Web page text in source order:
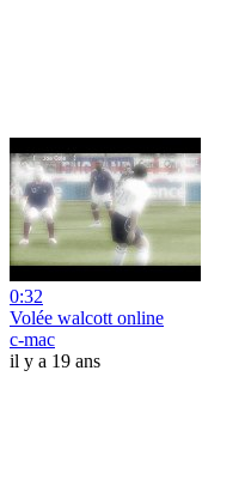
0:32
Volée walcott online
c-mac
il y a 19 ans